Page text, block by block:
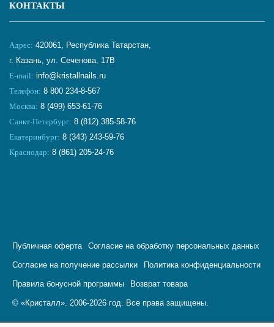
КОНТАКТЫ
Адрес: 420061, Республика Татарстан,
г. Казань, ул. Сеченова, 17В
E-mail: info@kristallnails.ru
Телефон: 8 800 234-8-567
Москва: 8 (499) 653-61-76
Санкт-Петербург: 8 (812) 385-58-76
Екатеринбург: 8 (343) 243-59-76
Краснодар: 8 (861) 205-24-76
© «Кристалл». 2006-2026 год. Все права защищены.
Публичная оферта Согласие на обработку персональных данных
Согласие на получение рассылки Политика конфиденциальности
Правила бонусной программы Возврат товара